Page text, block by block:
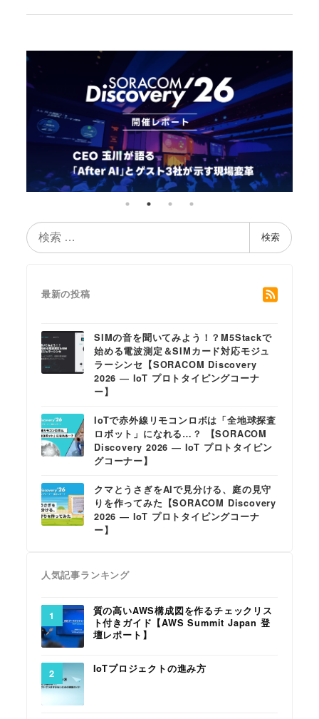
検
索
検索
最新の投稿
SIMの音を聞いてみよう！？M5Stackで
始める電波測定＆SIMカード対応モジュ
ラーシンセ【SORACOM Discovery
2026 ― IoT プロトタイピングコーナ
ー】
IoTで赤外線リモコンロボは「全地球探査
ロボット」になれる…？ 【SORACOM
Discovery 2026 ― IoT プロトタイピン
グコーナー】
クマとうさぎをAIで見分ける、庭の見守
りを作ってみた【SORACOM Discovery
2026 ― IoT プロトタイピングコーナ
ー】
人気記事ランキング
質の高いAWS構成図を作るチェックリス
ト付きガイド【AWS Summit Japan 登
壇レポート】
IoTプロジェクトの進み方